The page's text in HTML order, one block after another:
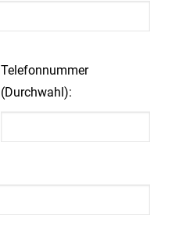
Telefonnummer
(Durchwahl):